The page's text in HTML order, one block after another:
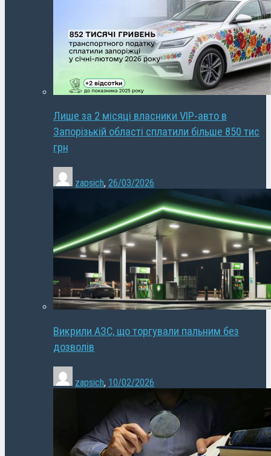
Лише за 2 місяці власники VIP-авто в
Запорізькій області сплатили більше 850 тис
грн
zapsich, 26/03/2026
Викрили АЗС, що торгували пальним без
дозволів
zapsich, 10/02/2026